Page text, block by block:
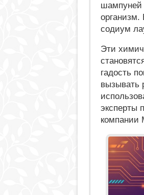
шампуней
организм.
содиум
Эти
гадость
вызывать
эксперты
компании